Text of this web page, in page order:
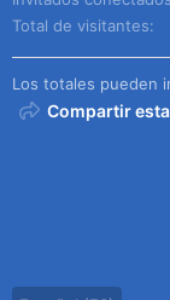
Total de visitantes
Los totales pueden
Compartir